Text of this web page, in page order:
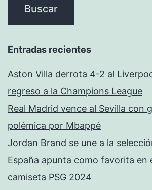
Entradas recientes
Aston Villa derrota 4-2 al
regreso a la Champions League
Real Madrid vence al Sevilla con
polémica por Mbappé
Jordan Brand se une a la
España apunta como favorita en
camiseta PSG 2024